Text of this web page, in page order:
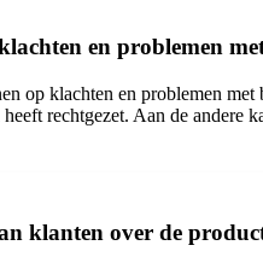
en problemen
op klachten en problemen
rechtgezet. Aan de
klanten over de